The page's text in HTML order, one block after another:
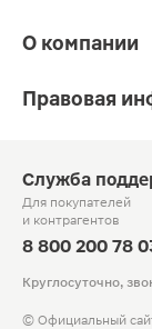
О компании
Правовая
Служба
Для покупателей
и контрагентов
8 800 200 78
Круглосуточно,
© Официальный